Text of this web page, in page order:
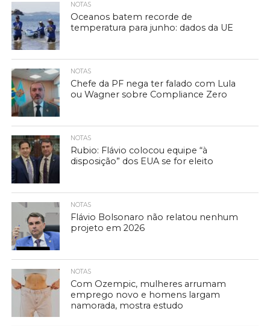
NOTAS
Oceanos batem recorde de
temperatura para junho: dados da UE
NOTAS
Chefe da PF nega ter falado com Lula
ou Wagner sobre Compliance Zero
NOTAS
Rubio: Flávio colocou equipe “à
disposição” dos EUA se for eleito
NOTAS
Flávio Bolsonaro não relatou nenhum
projeto em 2026
NOTAS
Com Ozempic, mulheres arrumam
emprego novo e homens largam
namorada, mostra estudo